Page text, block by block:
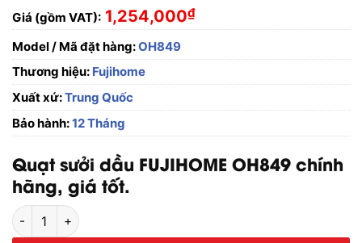
Giá (gồm VAT): 1,254,000₫
Model / Mã đặt hàng:OH849
Thương hiệu: Fujihome
Xuất xứ:Trung Quốc
Bảo hành:12 Tháng
Quạt sưởi dầu FUJIHOME OH849 chính
hãng, giá tốt.
Quạt sưởi dầu FUJIHOME OH849 số lượng